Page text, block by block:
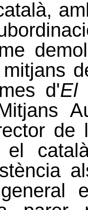
d'El
de